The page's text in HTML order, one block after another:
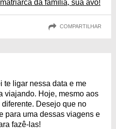
da família, sua avó!
COMPARTILHAR
te ligar nessa data e me
viajando. Hoje, mesmo aos
Desejo que no
para uma dessas viagens e
fazê-las!